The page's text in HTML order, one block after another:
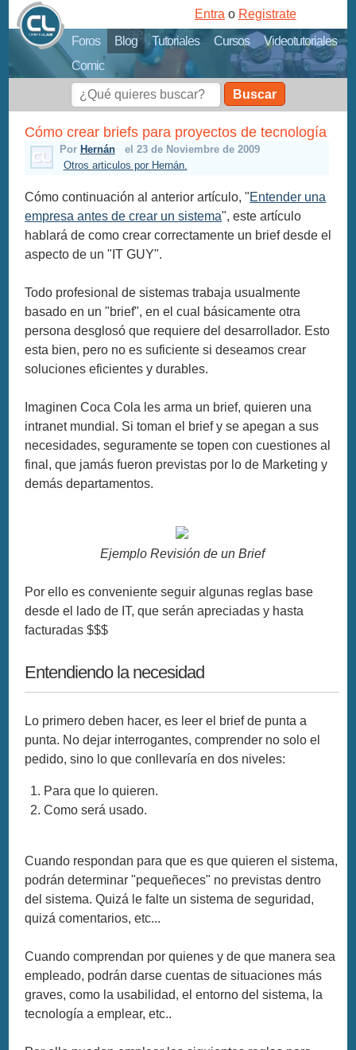
Foros Blog Tutoriales Cursos
Videotutoriales
Comic
Entra o Registrate
Buscar
Cómo crear briefs para proyectos de tecnología
Por Hernán
el 23 de Noviembre de 2009
Otros articulos por Hernán.
Cómo continuación al anterior artículo, "Entender una
empresa antes de crear un sistema", este artículo
hablará de como crear correctamente un brief desde el
aspecto de un "IT GUY".
Todo profesional de sistemas trabaja usualmente
basado en un "brief", en el cual básicamente otra
persona desglosó que requiere del desarrollador. Esto
esta bien, pero no es suficiente si deseamos crear
soluciones eficientes y durables.
Imaginen Coca Cola les arma un brief, quieren una
intranet mundial. Si toman el brief y se apegan a sus
necesidades, seguramente se topen con cuestiones al
final, que jamás fueron previstas por lo de Marketing y
demás departamentos.
Ejemplo Revisión de un Brief
Por ello es conveniente seguir algunas reglas base
desde el lado de IT, que serán apreciadas y hasta
facturadas $$$
Entendiendo la necesidad
Lo primero deben hacer, es leer el brief de punta a
punta. No dejar interrogantes, comprender no solo el
pedido, sino lo que conllevaría en dos niveles:
Para que lo quieren.
Como será usado.
Cuando respondan para que es que quieren el sistema,
podrán determinar "pequeñeces" no previstas dentro
del sistema. Quizá le falte un sistema de seguridad,
quizá comentarios, etc...
Cuando comprendan por quienes y de que manera sea
empleado, podrán darse cuentas de situaciones más
graves, como la usabilidad, el entorno del sistema, la
tecnología a emplear, etc..